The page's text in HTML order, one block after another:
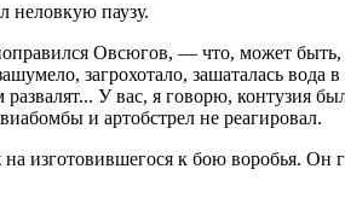
неловкую паузу.
Овсюгов, — что, может быть,
загрохотало, зашаталась
У вас, я говорю, контузия
и артобстрел не реагировал.
изготовившегося к бою воробья. Он